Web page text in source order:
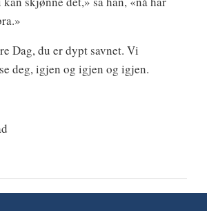
Dag, du er dypt savnet. Vi
deg, igjen og igjen og igjen.